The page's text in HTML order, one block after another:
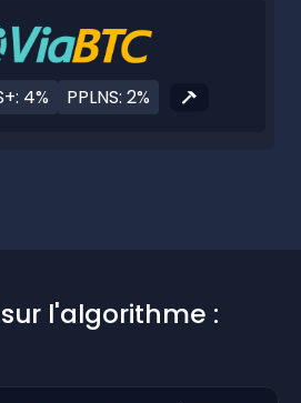
4% PPLNS: 2%
l'algorithme :